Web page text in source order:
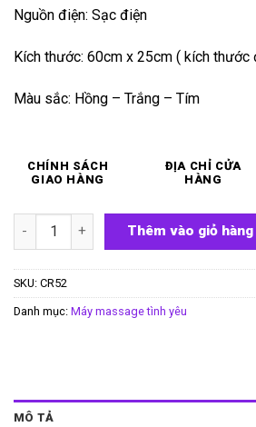
Nguồn điện: Sạc điện
Kích thước: 60cm x 25cm ( kích thước
Màu sắc: Hồng – Trắng – Tím
CHÍNH SÁCH
GIAO HÀNG
ĐỊA CHỈ CỬA
HÀNG
Máy rung hút liếm 2 đầu Wistone
Thêm vào giỏ hàng
SKU: CR52
Danh mục: Máy massage tình yêu
MÔ TẢ